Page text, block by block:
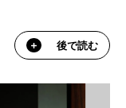
後で読む